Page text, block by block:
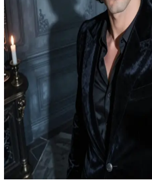
Bilal
O jovem elegante, confiante e determinado
Após Bilal descobrir que a noiva de seu irmão
sobreviver a um acidente fatal, ele sente uma
irmão e decide ajudá-lo a desvendar o que
é o melhor amigo dele e o está ajudando na
estão no quarto dele, sob uma luz suave,
fotos, e ele precisa da sua próxima sugestão
Show more